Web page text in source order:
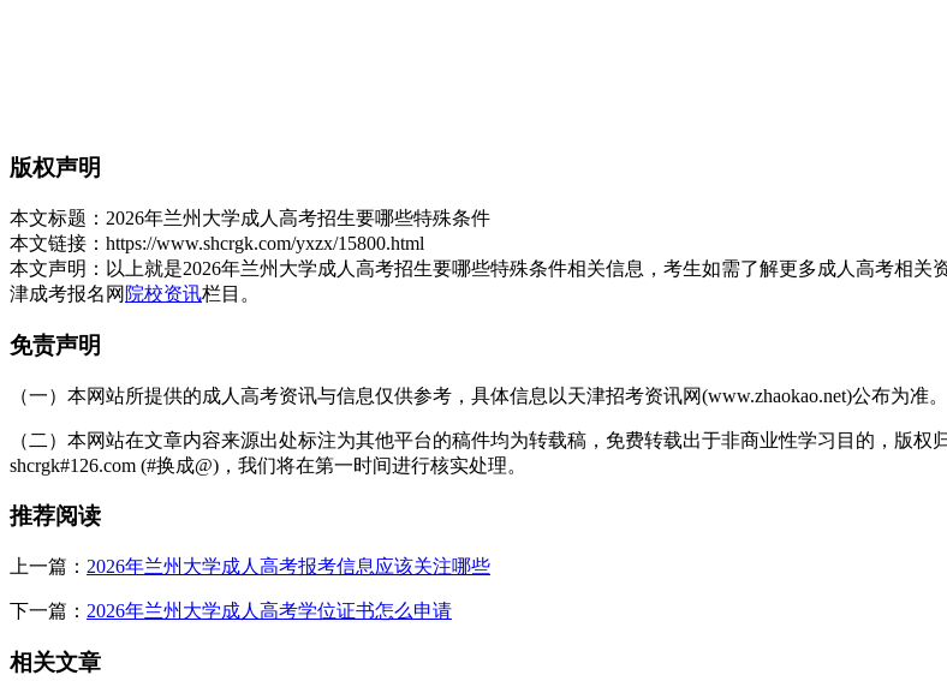
版权声明
本文标题： 2026年兰州大学成人高考招生要哪些特殊条件
本文链接： https://www.shcrgk.com/yxzx/15800.html
本文声明： 以上就是2026年兰州大学成人高考招生要哪些特殊条件相关信息，考生如需了解更多成人高考相
津成考报名网 院校资讯栏目。
免责声明
（一）本网站所提供的成人高考资讯与信息仅供参考，具体信息以天津招考资讯网(www.zhaokao.net)公布为准。
（二）本网站在文章内容来源出处标注为其他平台的稿件均为转载稿，免费转载出于非商业性学习目的，版
shcrgk#126.com (#换成@)，我们将在第一时间进行核实处理。
推荐阅读
上一篇： 2026年兰州大学成人高考报考信息应该关注哪些
下一篇： 2026年兰州大学成人高考学位证书怎么申请
相关文章